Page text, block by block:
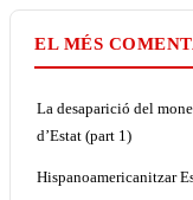
EL MÉS
La desaparició del
d’Estat (part 1)
Hispanoamericanitzar